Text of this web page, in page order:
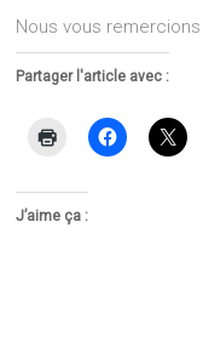
Nous vous
Partager l'article avec :
J’aime ça :